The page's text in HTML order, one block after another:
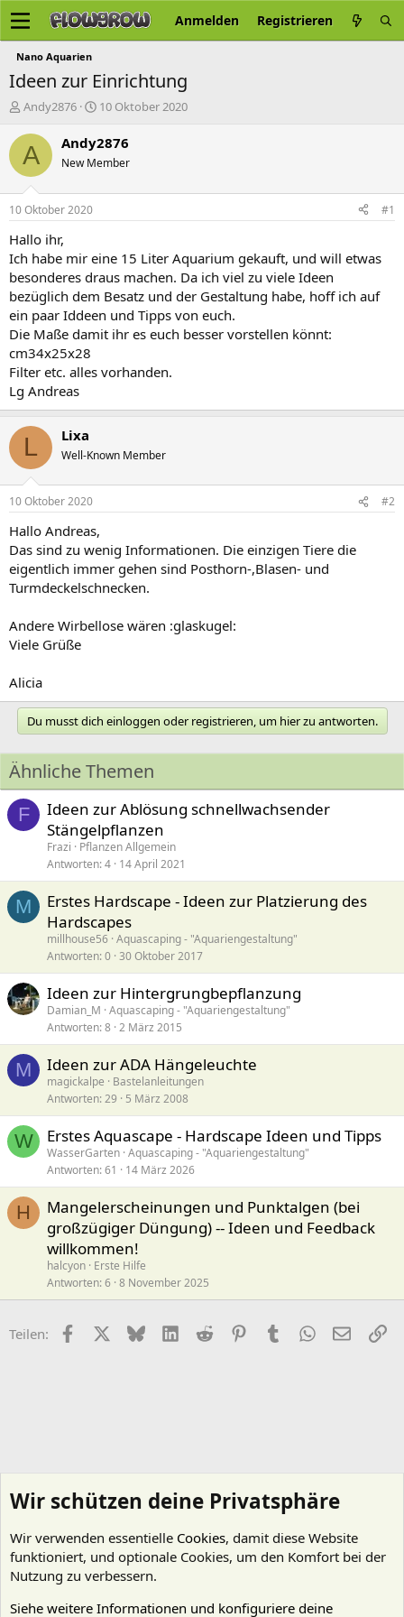
Anmelden Registrieren
Nano Aquarien
Ideen zur Einrichtung
E
s
t
e
r
Andy2876
E
s
e
t
m
10 Oktober 2020
A Andy2876
New Member
10 Oktober 2020 #1
Hallo ihr,
Ich habe mir eine 15 Liter Aquarium gekauft, und will etwas
besonderes draus machen. Da ich viel zu viele Ideen
bezüglich dem Besatz und der Gestaltung habe, hoff ich auf
ein paar Iddeen und Tipps von euch.
Die Maße damit ihr es euch besser vorstellen könnt:
cm34x25x28
Filter etc. alles vorhanden.
Lg Andreas
L Lixa
Well-Known Member
10 Oktober 2020 #2
Hallo Andreas,
Das sind zu wenig Informationen. Die einzigen Tiere die
eigentlich immer gehen sind Posthorn-,Blasen- und
Turmdeckelschnecken.
Andere Wirbellose wären :glaskugel:
Viele Grüße
Alicia
Du musst dich einloggen oder registrieren, um hier zu antworten.
Ähnliche Themen
F
Ideen zur Ablösung schnellwachsender
Stängelpflanzen
Frazi
Pflanzen Allgemein
Antworten 4 14 April 2021
M
Erstes Hardscape - Ideen zur Platzierung des
Hardscapes
millhouse56 Aquascaping - "Aquariengestaltung"
Antworten 0 30 Oktober 2017
Ideen zur Hintergrungbepflanzung
Damian_M Aquascaping - "Aquariengestaltung"
Antworten 8 2 März 2015
M Ideen zur ADA Hängeleuchte
magickalpe
Bastelanleitungen
Antworten 29 5 März 2008
W Erstes Aquascape - Hardscape Ideen und Tipps
WasserGarten Aquascaping - "Aquariengestaltung"
Antworten 61 14 März 2026
H
Mangelerscheinungen und Punktalgen (bei
großzügiger Düngung) -- Ideen und Feedback
willkommen!
halcyon Erste Hilfe
Antworten 6 8 November 2025
Teilen: FacebookX (Twitter)
BlueskyLinkedIn
Reddit PinterestTumblr WhatsApp
E-Mail
Wir schützen deine Privatsphäre
Wir verwenden essentielle Cookies, damit diese Website
funktioniert, und optionale Cookies, um den Komfort bei der
Nutzung zu verbessern.
Siehe weitere Informationen und konfiguriere deine